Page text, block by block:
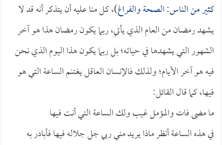
كثير من الناس: الصحة والفراغ)، كل منا عليه أن يتذكر أنه قد لا
يشهد رمضان من العام الذي يأتي، ربما يكون رمضان هذا هو آخر
الشهور التي يشهدها في حياته؛ بل ربما يكون هذا اليوم الذي نحن
فيه هو آخر الأيام؛ ولذلك فالإنسان العاقل يغتنم الساعة التي هو
فيها، كما قال القائل:
ما مضى فات والمؤمل غيب ولك الساعة التي أنت فيها
في هذه الساعة أنظر ماذا يريد مني ربي جل جلاله فيها فأبادر به